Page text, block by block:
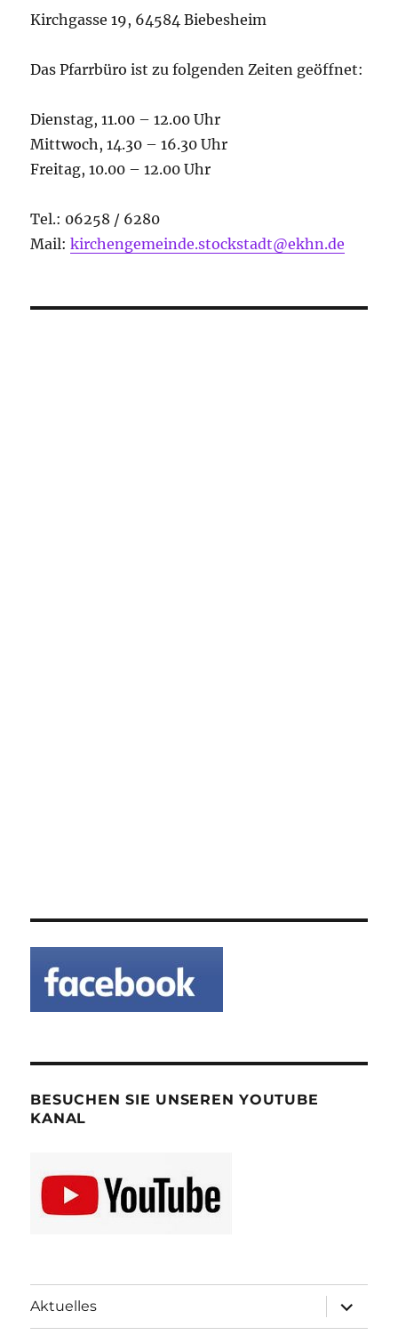
Kirchgasse 19, 64584 Biebesheim
Das Pfarrbüro ist zu folgenden Zeiten geöffnet:
Dienstag, 11.00 – 12.00 Uhr
Mittwoch, 14.30 – 16.30 Uhr
Freitag, 10.00 – 12.00 Uhr
Tel.: 06258 / 6280
Mail:kirchengemeinde.stockstadt@ekhn.de
BESUCHEN SIE UNSEREN YOUTUBE
KANAL
Aktuelles
öffnen